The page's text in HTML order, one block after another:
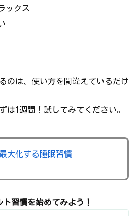
ックス
のは、使い方を間違えているだけ
は1週間！試してみてください。
大化する睡眠習慣
習慣を始めてみよう！